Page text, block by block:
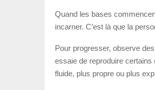
Quand les bases
incarner. C’est là que la
Pour progresser, observe
essaie de reproduire certains
fluide, plus propre ou plus